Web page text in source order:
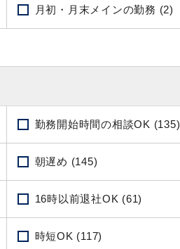
月初・月末メインの勤務 (2)
勤務開始時間の相談OK (135)
朝遅め (145)
16時以前退社OK (61)
時短OK (117)